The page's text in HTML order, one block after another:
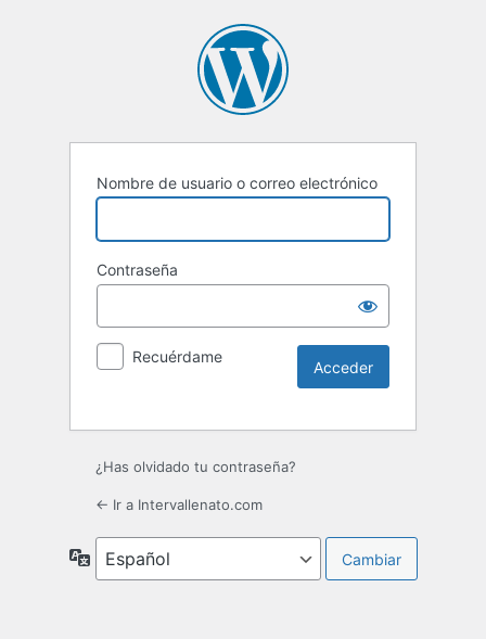
Nombre de usuario o correo electrónico
Contraseña
Recuérdame
¿Has olvidado tu contraseña?
← Ir a Intervallenato.com
Idioma